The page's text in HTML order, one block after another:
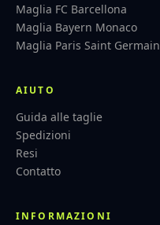
Maglia FC Barcellona
Maglia Bayern Monaco
Maglia Paris Saint Germain
AIUTO
Guida alle taglie
Spedizioni
Resi
Contatto
INFORMAZIONI